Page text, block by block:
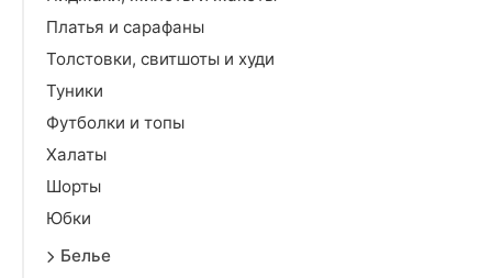
Платья и сарафаны
Толстовки, свитшоты и худи
Туники
Футболки и топы
Халаты
Шорты
Юбки
Белье